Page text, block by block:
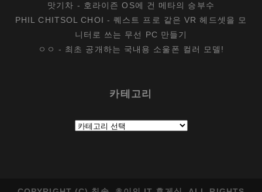
맛기차 - 호라이즌 OS에 건 메타의 승부수
PHIL CHITSOL CHOI -퀘스트 프로 같은 VR 헤드셋을 모
니터로 쓰는 무선 PC 만들기
ㅇㅇ - 최초 공개하는 국내용 소울폰 컬러 모델!
카테고리
테